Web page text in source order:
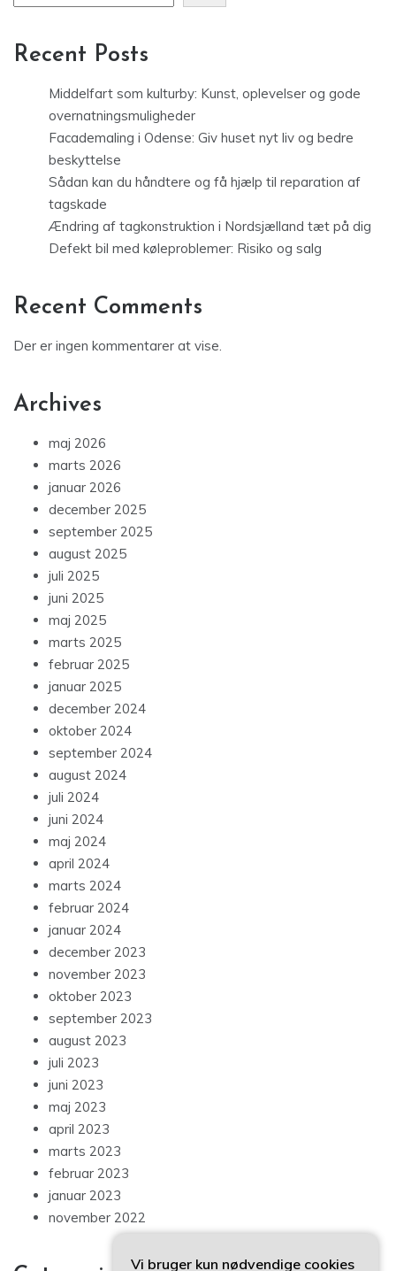
Recent Posts
Middelfart som kulturby: Kunst, oplevelser og gode
overnatningsmuligheder
Facademaling i Odense: Giv huset nyt liv og bedre
beskyttelse
Sådan kan du håndtere og få hjælp til reparation af
tagskade
Ændring af tagkonstruktion i Nordsjælland tæt på dig
Defekt bil med køleproblemer: Risiko og salg
Recent Comments
Der er ingen kommentarer at vise.
Archives
maj 2026
marts 2026
januar 2026
december 2025
september 2025
august 2025
juli 2025
juni 2025
maj 2025
marts 2025
februar 2025
januar 2025
december 2024
oktober 2024
september 2024
august 2024
juli 2024
juni 2024
maj 2024
april 2024
marts 2024
februar 2024
januar 2024
december 2023
november 2023
oktober 2023
september 2023
august 2023
juli 2023
juni 2023
maj 2023
april 2023
marts 2023
februar 2023
januar 2023
november 2022
Vi bruger kun nødvendige cookies